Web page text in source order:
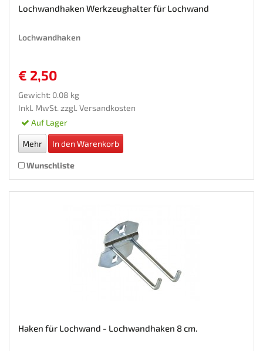
Lochwandhaken Werkzeughalter für Lochwand
Lochwandhaken
€ 2,50
Gewicht: 0.08 kg
Inkl. MwSt. zzgl. Versandkosten
Auf Lager
Mehr In den Warenkorb
Wunschliste
Haken für Lochwand - Lochwandhaken 8 cm.